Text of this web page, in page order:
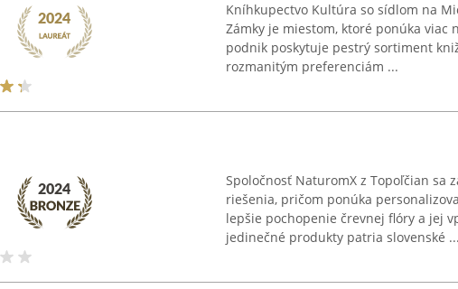
Kníhkupectvo Kultúra so sídlom na
Zámky je miestom, ktoré ponúka
podnik poskytuje pestrý sortiment
rozmanitým preferenciám ...
Spoločnosť NaturomX z Topoľčian sa
riešenia, pričom ponúka
lepšie pochopenie črevnej flóry a jej
jedinečné produkty patria slovenské ...